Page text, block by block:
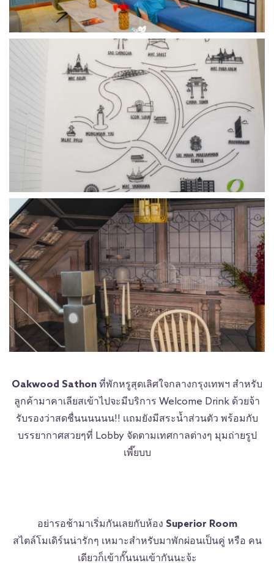
Oakwood Sathon ที่พักหรูสุดเลิศใจกลางกรุงเทพฯ สำหรับ
ลูกค้ามาคาเลียสเข้าไปจะมีบริการ Welcome Drink ด้วยจ้า
รับรองว่าสดชื่นนนนนน!! เเถมยังมีสระน้ำส่วนตัว พร้อมกับ
บรรยากาศสวยๆที่ Lobby จัดตามเทศกาลต่างๆ มุมถ่ายรูป
เพี๊ยบบ
อย่ารอช้ามาเริ่มกันเลยกับห้อง Superior Room
สไตล์โมเดิร์นน่ารักๆ เหมาะสำหรับมาพักผ่อนเป็นคู่ หรือ คน
เดียวก็เข้ากั๊นนนเข้ากันนะจ้ะ